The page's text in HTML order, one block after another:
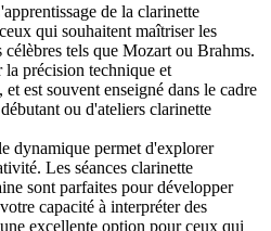
de la clarinette
qui souhaitent maîtriser les
tels que Mozart ou Brahms.
la précision technique et
est souvent enseigné dans le cadre
ou d'ateliers clarinette
dynamique permet d'explorer
Les séances clarinette
sont parfaites pour développer
capacité à interpréter des
excellente option pour ceux qui